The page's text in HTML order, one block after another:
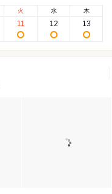
火
11
水
12
木
13